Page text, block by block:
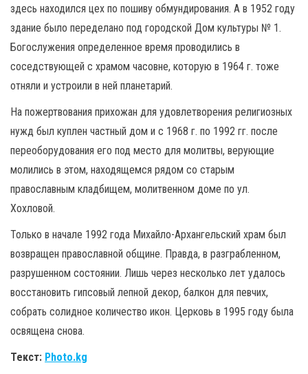
здесь находился цех по пошиву обмундирования. А в 1952 году
здание было переделано под городской Дом культуры № 1.
Богослужения определенное время проводились в
соседствующей с храмом часовне, которую в 1964 г. тоже
отняли и устроили в ней планетарий.
На пожертвования прихожан для удовлетворения религиозных
нужд был куплен частный дом и с 1968 г. по 1992 гг. после
переоборудования его под место для молитвы, верующие
молились в этом, находящемся рядом со старым
православным кладбищем, молитвенном доме по ул.
Хохловой.
Только в начале 1992 года Михайло-Архангельский храм был
возвращен православной общине. Правда, в разграбленном,
разрушенном состоянии. Лишь через несколько лет удалось
восстановить гипсовый лепной декор, балкон для певчих,
собрать солидное количество икон. Церковь в 1995 году была
освящена снова.
Текст: Photo.kg